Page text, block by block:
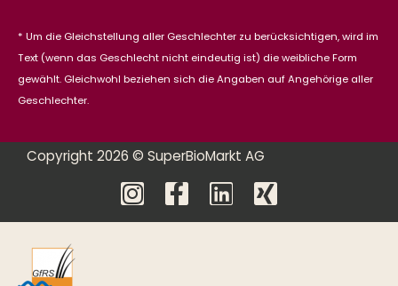
* Um die Gleichstellung aller Geschlechter zu berücksichtigen, wird im
Text (wenn das Geschlecht nicht eindeutig ist) die weibliche Form
gewählt. Gleichwohl beziehen sich die Angaben auf Angehörige aller
Geschlechter.
Copyright 2026 © SuperBioMarkt AG